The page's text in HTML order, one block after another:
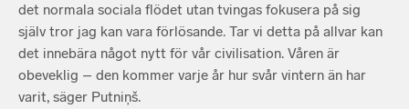
det normala sociala flödet utan tvingas fokusera på sig
själv tror jag kan vara förlösande. Tar vi detta på allvar kan
det innebära något nytt för vår civilisation. Våren är
obeveklig – den kommer varje år hur svår vintern än har
varit, säger Putniņš.